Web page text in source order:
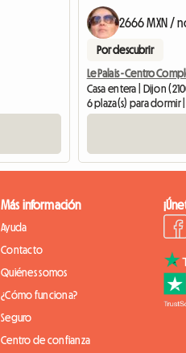
2666 MXN /
Por descubrir
Le Palais - Centro
Casa entera | Dijon
6 plaza(s) para dormir
Más información
Ayuda
Contacto
Quiénes somos
¿Cómo funciona?
Seguro
Centro de confianza